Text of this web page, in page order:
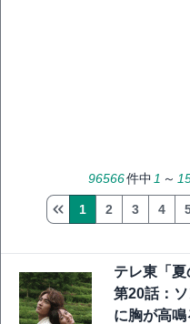
96566件中 1 ～
1 2 3 4
テレ東「
第20話：
に胸が高鳴